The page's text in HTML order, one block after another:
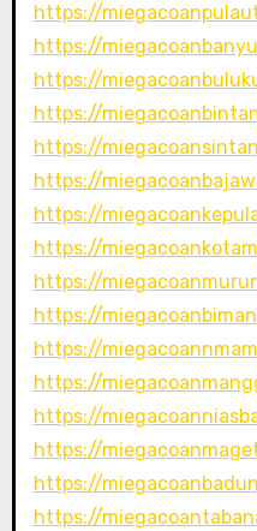
https://
https://
https://
https://
https://
https://
https://
https://
https://
https://
https://
https://
https://
https://
https://
https://